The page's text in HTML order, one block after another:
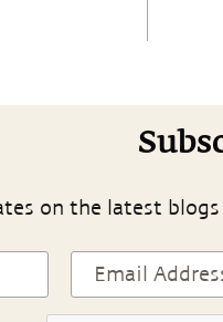
on the latest